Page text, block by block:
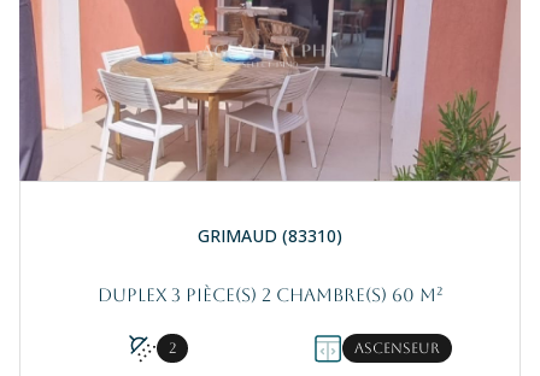
GRIMAUD (83310)
Duplex 3 pièce(s) 2 chambre(s) 60 m²
2 Ascenseur